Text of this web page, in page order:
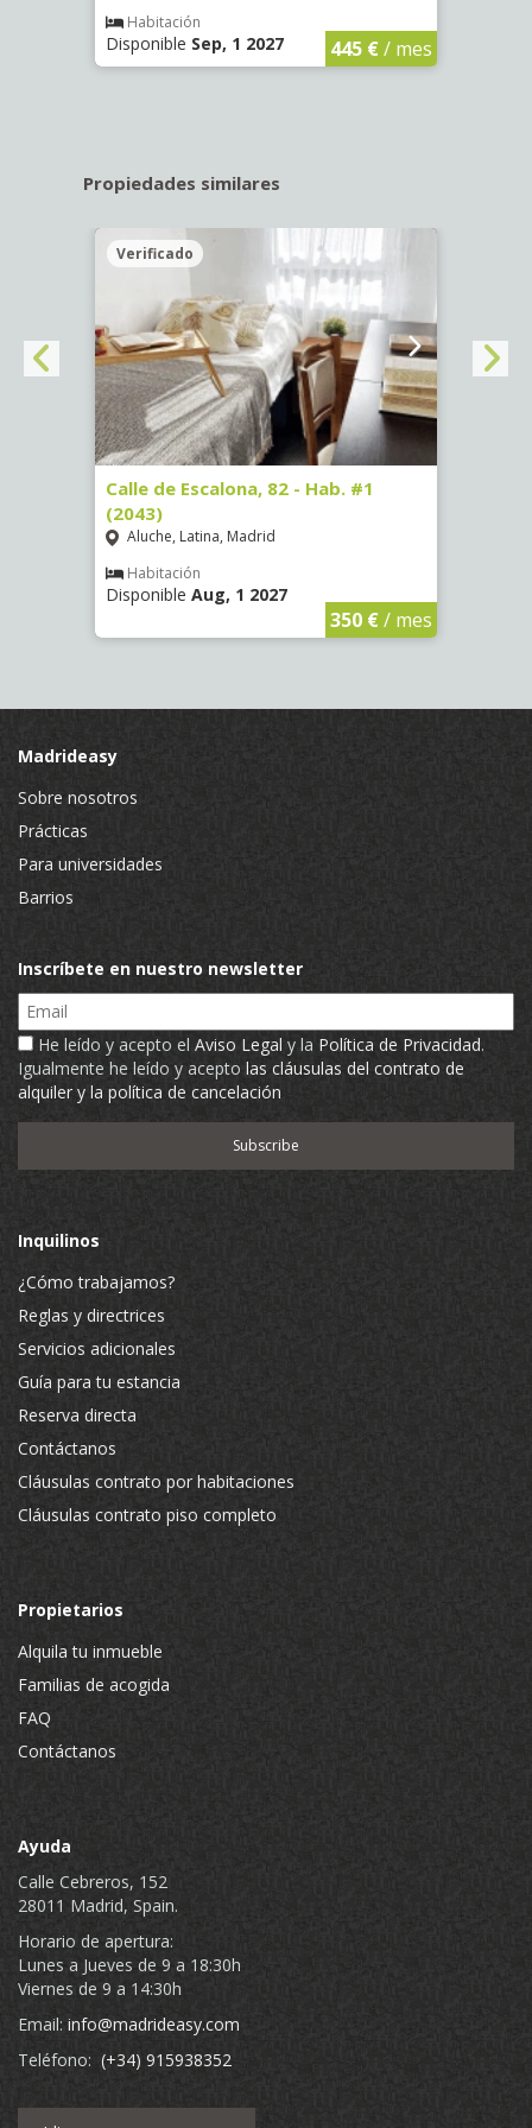
Habitación
Disponible Sep, 1 2027 445 €/ mes
Propiedades similares
Verificado
Calle de Escalona, 82 - Hab. #1
(2043)
Aluche, Latina, Madrid
Habitación
Disponible Aug, 1 2027
350 €/ mes
Madrideasy
Sobre nosotros
Prácticas
Para universidades
Barrios
Inscríbete en nuestro newsletter
Email
He leído y acepto el Aviso Legal y la Política de Privacidad.
Igualmente he leído y acepto las cláusulas del contrato de
alquiler y la política de cancelación
Inquilinos
¿Cómo trabajamos?
Reglas y directrices
Servicios adicionales
Guía para tu estancia
Reserva directa
Contáctanos
Cláusulas contrato por habitaciones
Cláusulas contrato piso completo
Propietarios
Alquila tu inmueble
Familias de acogida
FAQ
Contáctanos
Ayuda
Calle Cebreros, 152
28011 Madrid, Spain.
Horario de apertura:
Lunes a Jueves de 9 a 18:30h
Viernes de 9 a 14:30h
Email: info@madrideasy.com
Teléfono: (+34) 915938352